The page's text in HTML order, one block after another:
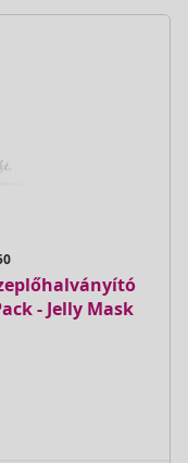
- Jelly Mask